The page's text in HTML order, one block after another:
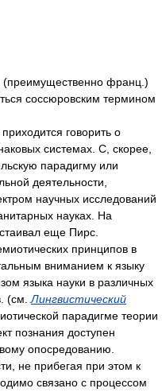
франц.)
соссюровским термином
говорить о
системах. С, скорее,
парадигму или
деятельности,
научных исследований
науках. На
еще Пирс.
принципов в
вниманием к языку
языка науки в различных
(см. Лингвистический
парадигме теории
познания доступен
опосредованию.
не прибегая при этом к
связано с процессом